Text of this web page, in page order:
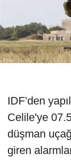
IDF’den
Celile'ye
düşman
giren